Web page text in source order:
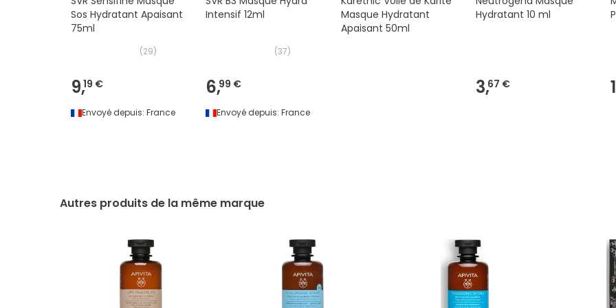
Sos Hydratant Apaisant
75ml
(29)
9,19 €
Envoyé depuis: France
Intensif 12ml
(37)
6,99 €
Envoyé depuis: France
Masque Hydratant
Apaisant 50ml
Hydratant 10 ml
3,67 €
Autres produits de la même marque